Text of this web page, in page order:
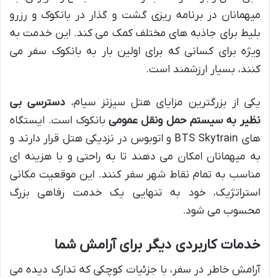
میهمانان در برنامه ریزی گشت و گذار در بانکوک و رزرو
بلیط برای جاذبه های مختلف کمک می کند. این خدمت به
ویژه برای کسانی که برای اولین بار به بانکوک سفر می
کنند، بسیار ارزشمند است.
یکی از بزرگترین مزایای هتل سیزنز سیام، دسترسی بی
نظیر به سیستم حمل ونقل عمومیبانکوک است. ایستگاه
های BTS Skytrain و اتوبوس در نزدیکی هتل قرار دارند و
به میهمانان امکان می دهند تا به راحتی و با هزینه ای
مناسب به تمام نقاط شهر سفر کنند. این موقعیت مکانی
استراتژیک، خود به تنهایی یک خدمت رفاهی بزرگ
محسوب می شود.
خدمات کاربردی دیگر برای آرامش شما
آرامش خاطر در سفر، با جزئیات کوچکی که تدارک دیده می